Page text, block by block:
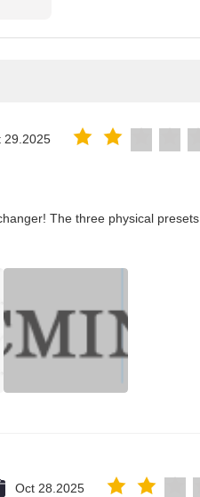
29.2025
The three physical
Oct 28.2025